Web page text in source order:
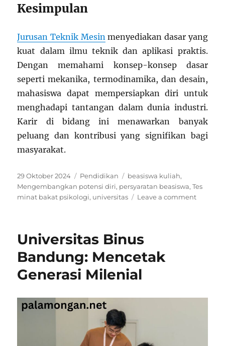
Kesimpulan
Jurusan Teknik Mesinmenyediakan dasar yang
kuat dalam ilmu teknik dan aplikasi praktis.
Dengan memahami konsep-konsep dasar
seperti mekanika, termodinamika, dan desain,
mahasiswa dapat mempersiapkan diri untuk
menghadapi tantangan dalam dunia industri.
Karir di bidang ini menawarkan banyak
peluang dan kontribusi yang signifikan bagi
masyarakat.
Posted
on
29 Oktober 2024 Categories
Pendidikan Tags
beasiswa kuliah,
Mengembangkan potensi diri, persyaratan beasiswa,Tes
minat bakat psikologi, universitas Leave a commenton
Universitas Binus
Bandung: Mencetak
Generasi Milenial